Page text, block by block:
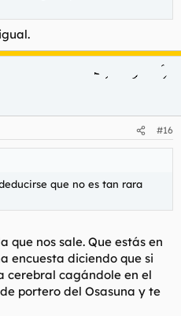
#16
que no es tan rara
que nos sale. Que estás en
encuesta diciendo que si
cerebral cagándole en el
portero del Osasuna y te